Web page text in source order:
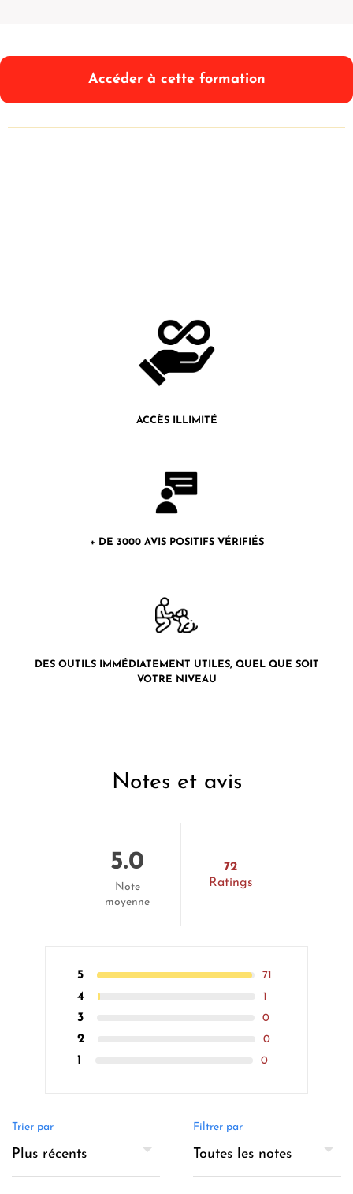
Accéder à cette formation
ACCÈS ILLIMITÉ
+ DE 3000 AVIS POSITIFS VÉRIFIÉS
DES OUTILS IMMÉDIATEMENT UTILES, QUEL QUE SOIT
VOTRE NIVEAU
Notes et avis
5.0
Note
moyenne
72
Ratings
5 71
4 1
3 0
2 0
1 0
Trier par Filtrer par